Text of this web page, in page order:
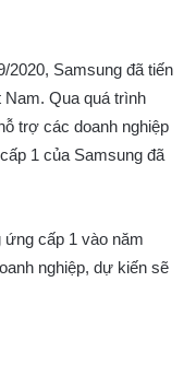
2020, Samsung đã tiến
Nam. Qua quá trình
trợ các doanh nghiệp
1 của Samsung đã
ứng cấp 1 vào năm
nghiệp, dự kiến sẽ